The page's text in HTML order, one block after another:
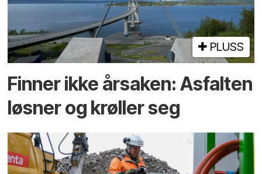
PLUSS
Finner ikke årsaken: Asfalten
løsner og krøller seg